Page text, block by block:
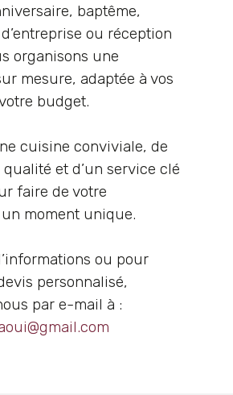
baptême,
ou réception
organisons une
mesure, adaptée à vos
budget.
cuisine conviviale, de
et d’un service clé
faire de votre
moment unique.
ou pour
personnalisé,
par e-mail à :